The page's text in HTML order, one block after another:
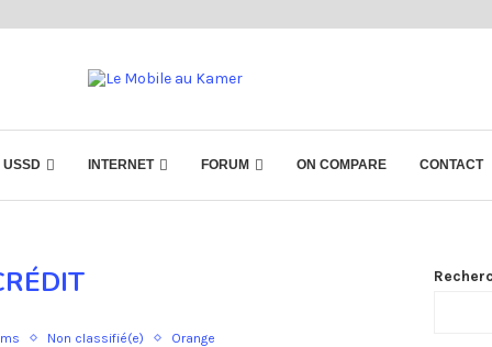
USSD INTERNET FORUM ON COMPARE CONTACT
Non classifié(e) Orange